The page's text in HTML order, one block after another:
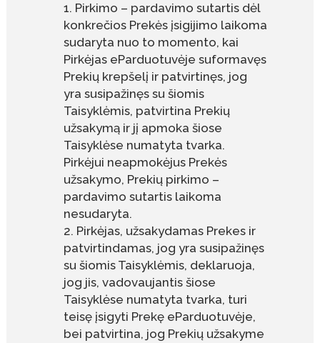
Pirkimo – pardavimo sutartis dėl
konkrečios Prekės įsigijimo laikoma
sudaryta nuo to momento, kai
Pirkėjas eParduotuvėje suformavęs
Prekių krepšelį ir patvirtinęs, jog
yra susipažinęs su šiomis
Taisyklėmis, patvirtina Prekių
užsakymą ir jį apmoka šiose
Taisyklėse numatyta tvarka.
Pirkėjui neapmokėjus Prekės
užsakymo, Prekių pirkimo –
pardavimo sutartis laikoma
nesudaryta.
Pirkėjas, užsakydamas Prekes ir
patvirtindamas, jog yra susipažinęs
su šiomis Taisyklėmis, deklaruoja,
jog jis, vadovaujantis šiose
Taisyklėse numatyta tvarka, turi
teisę įsigyti Prekę eParduotuvėje,
bei patvirtina, jog Prekių užsakyme